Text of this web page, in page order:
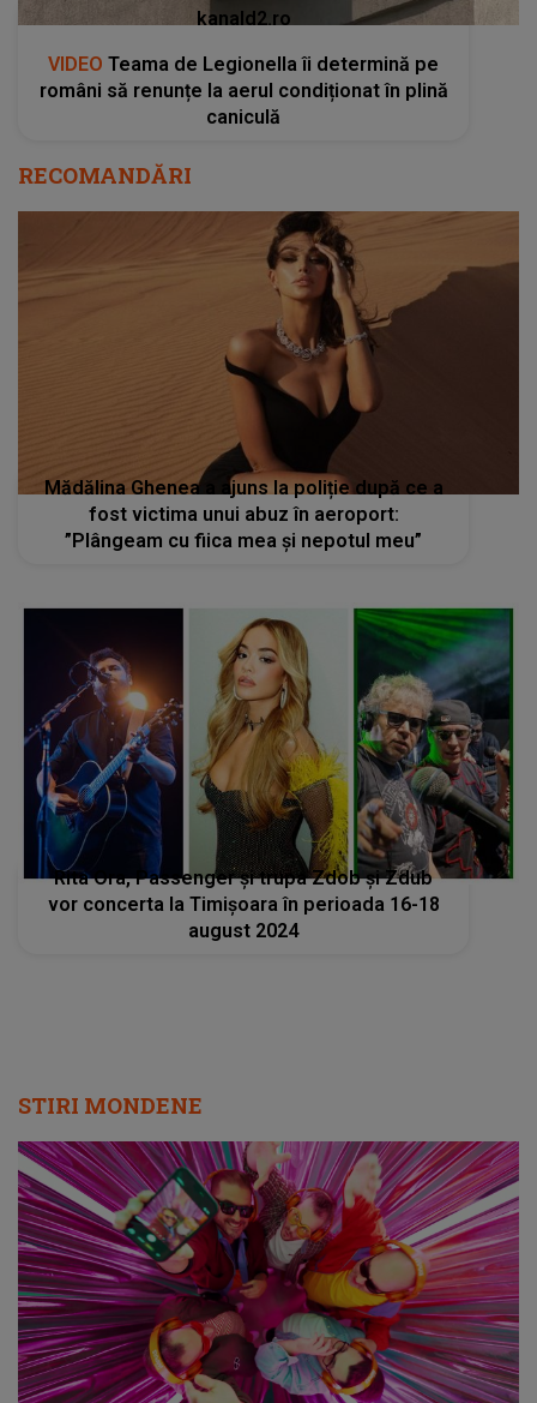
kanald2.ro
VIDEO Teama de Legionella îi determină pe
români să renunțe la aerul condiționat în plină
caniculă
RECOMANDĂRI
Mădălina Ghenea a ajuns la poliție după ce a
fost victima unui abuz în aeroport:
”Plângeam cu fiica mea și nepotul meu”
Rita Ora, Passenger şi trupa Zdob şi Zdub
vor concerta la Timișoara în perioada 16-18
august 2024
STIRI MONDENE